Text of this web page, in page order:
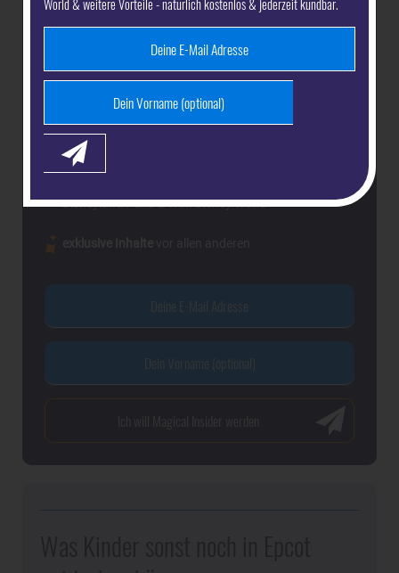
unseregratis Guides mit den besten Tippsfür Deine
Reise nach Disneyland Paris & Walt Disney World -
direkt per E-Mail
dieattraktivsten Angebote
Disneyland Paris & Walt Disney World
World & weitere Vorteile - natürlich kostenlos & jederzeit kündbar.